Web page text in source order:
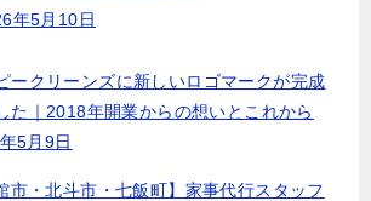
年5月10日
ークリーンズに新しいロゴマークが完成
た｜2018年開業からの想いとこれから
5月9日
市・北斗市・七飯町】家事代行スタッフ